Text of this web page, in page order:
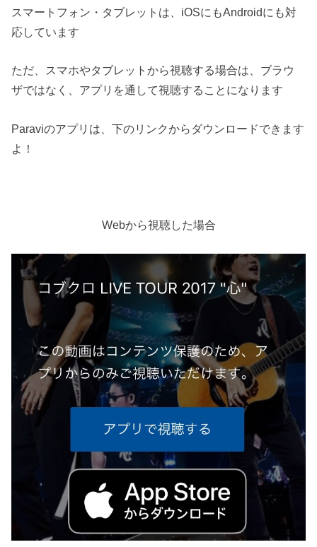
スマートフォン・タブレットは、iOSにもAndroidにも対
応しています
ただ、スマホやタブレットから視聴する場合は、ブラウ
ザではなく、アプリを通して視聴することになります
Paraviのアプリは、下のリンクからダウンロードできます
よ！
Webから視聴した場合